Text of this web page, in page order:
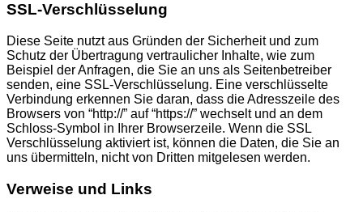
SSL-Verschlüsselung
Diese Seite nutzt aus Gründen der Sicherheit und zum
Schutz der Übertragung vertraulicher Inhalte, wie zum
Beispiel der Anfragen, die Sie an uns als Seitenbetreiber
senden, eine SSL-Verschlüsselung. Eine verschlüsselte
Verbindung erkennen Sie daran, dass die Adresszeile des
Browsers von “http://” auf “https://” wechselt und an dem
Schloss-Symbol in Ihrer Browserzeile. Wenn die SSL
Verschlüsselung aktiviert ist, können die Daten, die Sie an
uns übermitteln, nicht von Dritten mitgelesen werden.
Verweise und Links